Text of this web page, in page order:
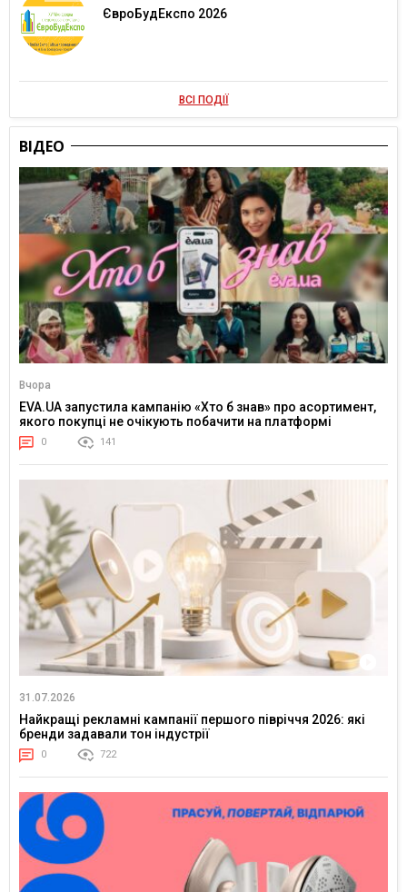
ЄвроБудЕкспо 2026
ВСІ ПОДІЇ
ВІДЕО
Вчора
EVA.UA запустила кампанію «Хто б знав» про асортимент,
якого покупці не очікують побачити на платформі
0 141
31.07.2026
Найкращі рекламні кампанії першого півріччя 2026: які
бренди задавали тон індустрії
0 722